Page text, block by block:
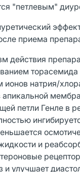
"петлевым"
приема
действия
торасемида
ионов натрия/
петли Генле в
и
и улучшает